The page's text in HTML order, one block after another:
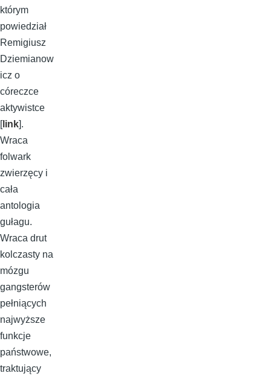
którym
powiedział
Remigiusz
Dziemianow
icz o
córeczce
aktywistce
[link].
Wraca
folwark
zwierzęcy i
cała
antologia
gułagu.
Wraca drut
kolczasty na
mózgu
gangsterów
pełniących
najwyższe
funkcje
państwowe,
traktujący